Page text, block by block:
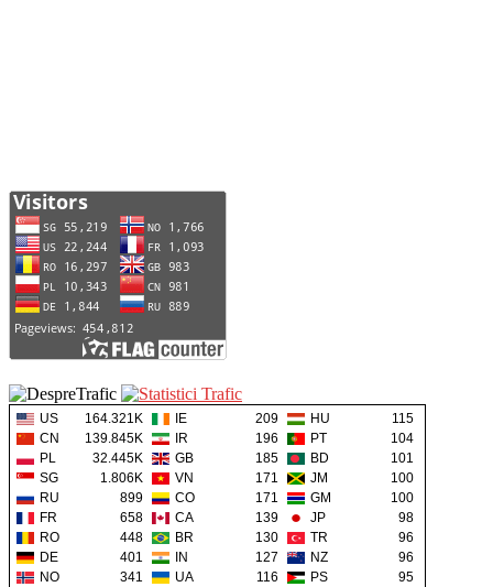
US 164.321K IE 209 HU
115
CN
139.845K IR 196 PT
104
PL
32.445K GB 185 BD
101
SG
1.806K VN 171 JM
100
RU
899 CO 171 GM
100
FR
658 CA 139 JP
98
RO
448 BR 130 TR
96
DE
401 IN 127 NZ
96
NO
341 UA 116 PS 95